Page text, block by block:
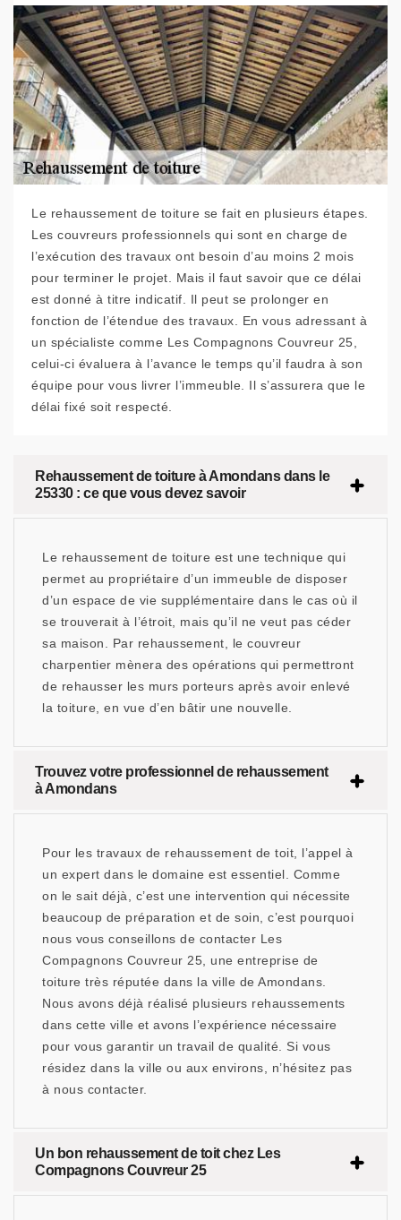
Le rehaussement de toiture se fait en plusieurs étapes.
Les couvreurs professionnels qui sont en charge de
l’exécution des travaux ont besoin d’au moins 2 mois
pour terminer le projet. Mais il faut savoir que ce délai
est donné à titre indicatif. Il peut se prolonger en
fonction de l’étendue des travaux. En vous adressant à
un spécialiste comme Les Compagnons Couvreur 25,
celui-ci évaluera à l’avance le temps qu’il faudra à son
équipe pour vous livrer l’immeuble. Il s’assurera que le
délai fixé soit respecté.
Rehaussement de toiture à Amondans dans le
25330 : ce que vous devez savoir
Le rehaussement de toiture est une technique qui
permet au propriétaire d’un immeuble de disposer
d’un espace de vie supplémentaire dans le cas où il
se trouverait à l’étroit, mais qu’il ne veut pas céder
sa maison. Par rehaussement, le couvreur
charpentier mènera des opérations qui permettront
de rehausser les murs porteurs après avoir enlevé
la toiture, en vue d’en bâtir une nouvelle.
Trouvez votre professionnel de rehaussement
à Amondans
Pour les travaux de rehaussement de toit, l’appel à
un expert dans le domaine est essentiel. Comme
on le sait déjà, c’est une intervention qui nécessite
beaucoup de préparation et de soin, c’est pourquoi
nous vous conseillons de contacter Les
Compagnons Couvreur 25, une entreprise de
toiture très réputée dans la ville de Amondans.
Nous avons déjà réalisé plusieurs rehaussements
dans cette ville et avons l’expérience nécessaire
pour vous garantir un travail de qualité. Si vous
résidez dans la ville ou aux environs, n’hésitez pas
à nous contacter.
Un bon rehaussement de toit chez Les
Compagnons Couvreur 25